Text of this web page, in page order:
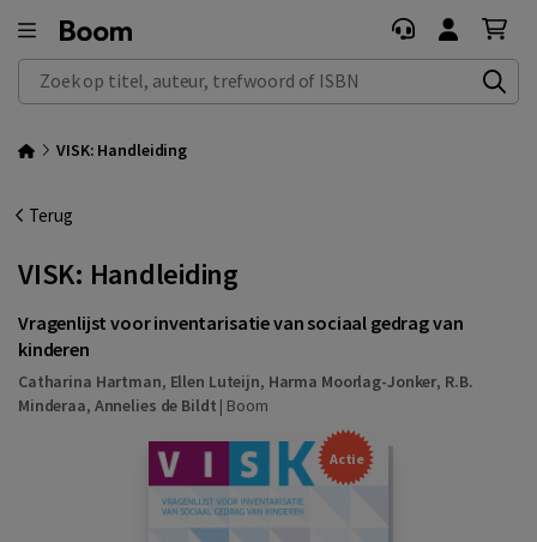
Zoek op titel, auteur, trefwoord of ISBN
VISK: Handleiding
Terug
VISK: Handleiding
Vragenlijst voor inventarisatie van sociaal gedrag van
kinderen
Catharina Hartman, Ellen Luteijn, Harma Moorlag-Jonker, R.B.
Minderaa, Annelies de Bildt | Boom
Actie